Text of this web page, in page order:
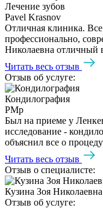
Лечение зубов
Pavel Krasnov
Отличная клиника. Все
профессионально,
Николаевна отличный
Читать весь отзыв
Отзыв об услуге:
Кондилография
PMp
Был на приеме у
исследование -
объяснил все о
Читать весь отзыв
Отзыв о специалисте:
Кузина Зоя Николаевна
Отзыв об услуге: